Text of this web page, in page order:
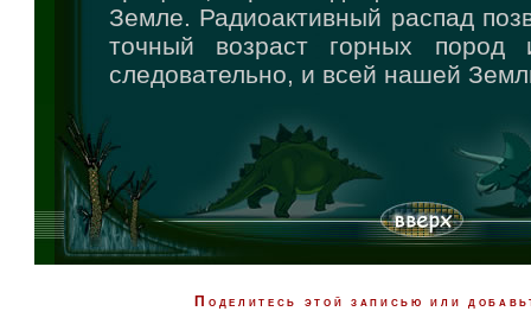
Земле. Радиоактивный распад
точный возраст горных
следовательно, и всей нашей
Поделитесь этой записью или